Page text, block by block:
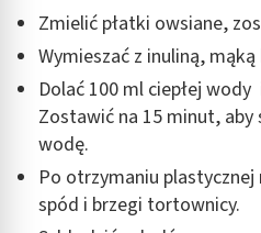
Zmielić płatki owsiane,
Wymieszać z inuliną,
Dolać 100 ml ciepłej
Zostawić na 15 minut, aby
wodę.
Po otrzymaniu
spód i brzegi tortownicy.